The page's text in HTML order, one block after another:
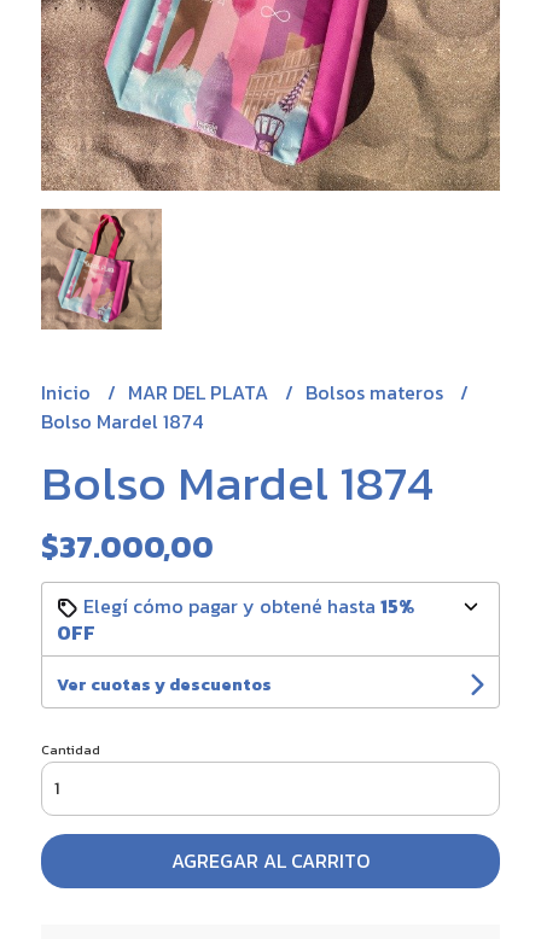
Inicio MAR DEL PLATA
Bolsos materos
Bolso Mardel 1874
Bolso Mardel 1874
$37.000,00
Elegí cómo pagar y obtené hasta 15%
OFF
Ver cuotas y descuentos
Cantidad
AGREGAR AL CARRITO